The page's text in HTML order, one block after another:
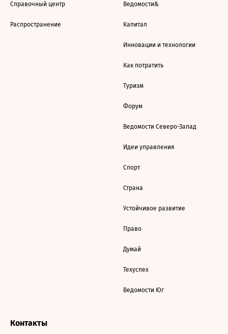
Справочный центр
Распространение
Ведомости&
Капитал
Инновации и технологии
Как потратить
Туризм
Форум
Ведомости Северо-Запад
Идеи управления
Спорт
Страна
Устойчивое развитие
Право
Думай
Техуспех
Ведомости Юг
Контакты